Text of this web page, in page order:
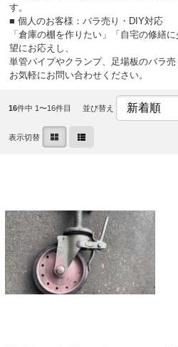
す。
■ 個人のお客様：バラ売り・DIY対応
「倉庫の棚を作りたい」「自宅の修繕
望にお応えし、
単管パイプやクランプ、足場板のバラ売
お気軽にお問い合わせください。
16件中 1〜16件目 並び替え
表示切替